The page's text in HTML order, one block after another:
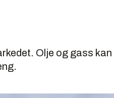
Olje og gass